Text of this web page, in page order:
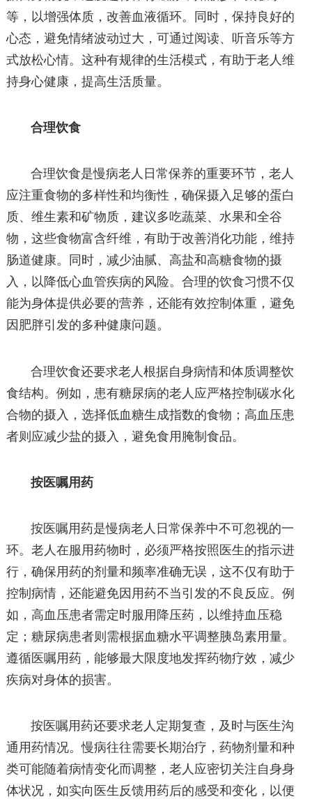
等，以增强体质，改善血液循环。同时，保持良好的
心态，避免情绪波动过大，可通过阅读、听音乐等方
式放松心情。这种有规律的生活模式，有助于老人维
持身心健康，提高生活质量。
合理饮食
合理饮食是慢病老人日常保养的重要环节，老人
应注重食物的多样性和均衡性，确保摄入足够的蛋白
质、维生素和矿物质，建议多吃蔬菜、水果和全谷
物，这些食物富含纤维，有助于改善消化功能，维持
肠道健康。同时，减少油腻、高盐和高糖食物的摄
入，以降低心血管疾病的风险。合理的饮食习惯不仅
能为身体提供必要的营养，还能有效控制体重，避免
因肥胖引发的多种健康问题。
合理饮食还要求老人根据自身病情和体质调整饮
食结构。例如，患有糖尿病的老人应严格控制碳水化
合物的摄入，选择低血糖生成指数的食物；高血压患
者则应减少盐的摄入，避免食用腌制食品。
按医嘱用药
按医嘱用药是慢病老人日常保养中不可忽视的一
环。老人在服用药物时，必须严格按照医生的指示进
行，确保用药的剂量和频率准确无误，这不仅有助于
控制病情，还能避免因用药不当引发的不良反应。例
如，高血压患者需定时服用降压药，以维持血压稳
定；糖尿病患者则需根据血糖水平调整胰岛素用量。
遵循医嘱用药，能够最大限度地发挥药物疗效，减少
疾病对身体的损害。
按医嘱用药还要求老人定期复查，及时与医生沟
通用药情况。慢病往往需要长期治疗，药物剂量和种
类可能随着病情变化而调整，老人应密切关注自身身
体状况，如实向医生反馈用药后的感受和变化，以便